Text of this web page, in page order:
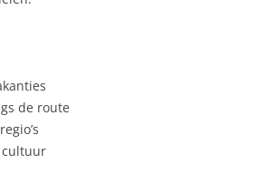
de route
cultuur